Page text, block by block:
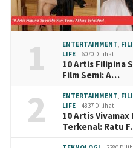
1 ENTERTAINMENT
LIFE
6070 Dilihat
10 Artis Filipina
Film Semi: A…
2 ENTERTAINMENT
LIFE
4837 Dilihat
10 Artis Vivamax
Terkenal: Ratu